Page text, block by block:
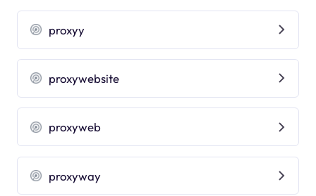
proxyy
proxywebsite
proxyweb
proxyway